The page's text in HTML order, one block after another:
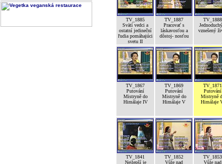
TV_1885
Svätí vedci a
ostatní jedineční
ľudia pomáhajúci
svetu II
TV_1887
Pracovať s
láskavosťou a
dôstoj- nosťou
TV_1888
vznešený
TV_1867
Putování
Mistryně do
Himálaje IV
TV_1869
Putování
Mistryně do
Himálaje V
TV_1871
Putování
Mistryně
Himálaje
TV_1841
Nejlepší je
TV_1852
Vůle nad
TV_1853
Vůle nad